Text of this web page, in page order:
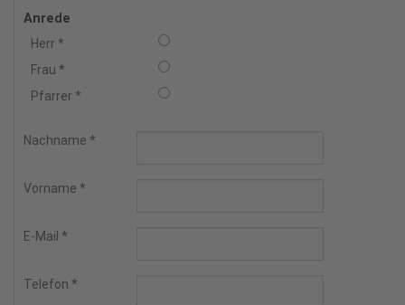
Anrede
Herr *
Frau *
Pfarrer *
Nachname *
Vorname *
E-Mail *
Telefon *